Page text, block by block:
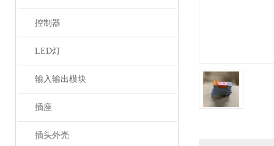
控制器
LED灯
输入输出模块
插座
插头外壳